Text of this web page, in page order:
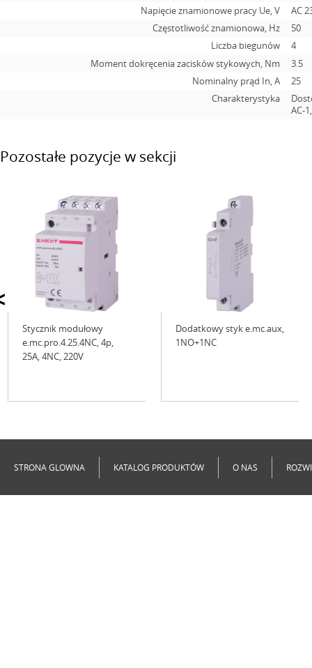
Napięcie znamionowe pracy Ue, V
AC
Częstotliwość znamionowa, Hz
50
Liczba biegunów
4
Moment dokręcenia zacisków stykowych, Nm
3.5
Nominalny prąd In, А
25
Charakterystyka
AC-
Pozostałe pozycje w sekcji
Stycznik modułowy
e.mc.pro.4.25.4NC, 4р,
25А, 4NC, 220V
Dodatkowy styk e.mc.aux,
1NO+1NC
STRONA GLOWNA KATALOG PRODUKTÓW O NAS